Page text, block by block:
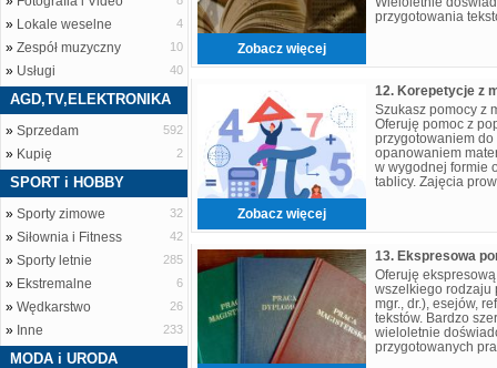
» Lokale weselne 4
» Zespół muzyczny 10
» Usługi 40
AGD,TV,ELEKTRONIKA
» Sprzedam 592
» Kupię 2
SPORT i HOBBY
» Sporty zimowe 32
» Siłownia i Fitness 42
» Sporty letnie 285
» Ekstremalne 6
» Wędkarstwo 26
» Inne 233
MODA i URODA
Zobacz więcej
przygotowania
Zobacz więcej
12. Korepetycje z
Szukasz pomocy z
Oferuję pomoc z
przygotowaniem do
opanowaniem
w wygodnej formie
tablicy. Zajęcia
Oferuję
wszelkiego rodzaju
mgr., dr.), esejów,
tekstów. Bardzo
wieloletnie
przygotowanych